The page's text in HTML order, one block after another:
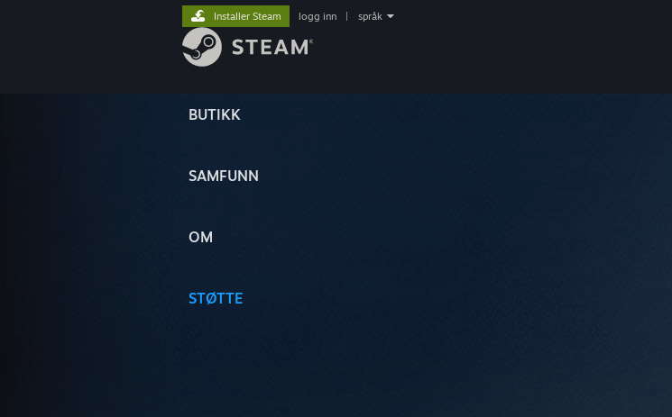
BUTIKK
SAMFUNN
OM
STØTTE
Installer Steam logg inn språk